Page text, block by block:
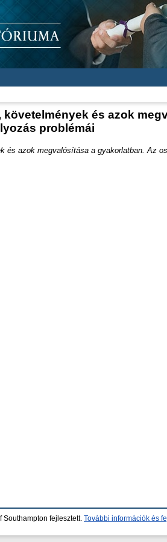
és azok
problémái
és azok megvalósítása a gyakorlatban. Az
Southampton fejlesztett. További információk és